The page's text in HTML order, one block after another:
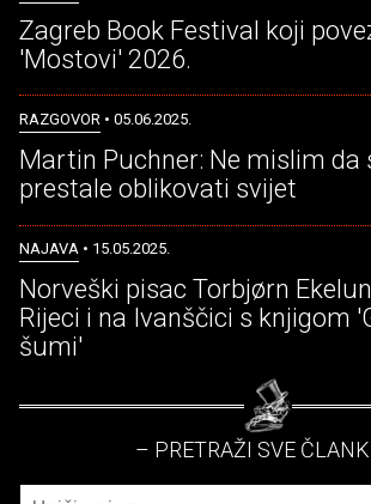
Zagreb Book Festival koji
'Mostovi' 2026.
RAZGOVOR • 05.06.2025.
Martin Puchner: Ne mislim da
prestale oblikovati svijet
NAJAVA • 15.05.2025.
Norveški pisac Torbjørn
Rijeci i na Ivanščici s knjigom
šumi'
– PRETRAŽI SVE